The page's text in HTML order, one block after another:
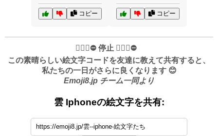
コピー コピー
✋🏻🛑⛔️ 停止 ✋🏻🛑⛔️
この素晴らしい絵文字コードを友達に教えて共有すると、
私たちの一日がさらに良くなります 😊
Emoji8.jp チーム一同より
雲 Iphoneの絵文字を共有: